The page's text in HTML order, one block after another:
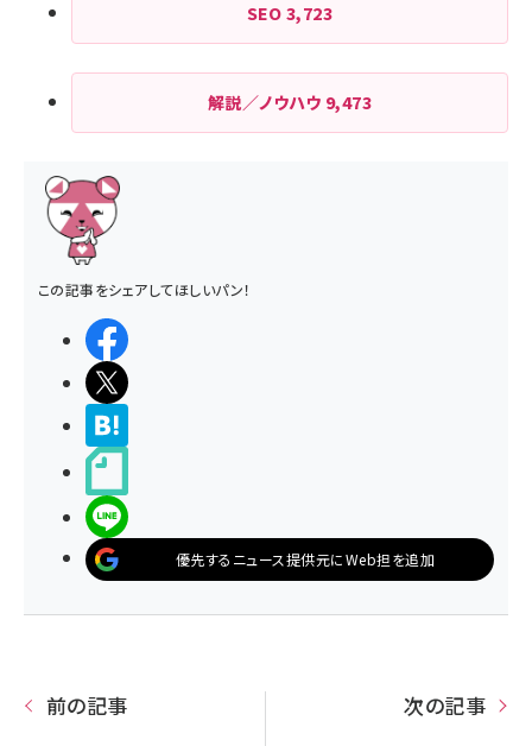
SEO 3,723
解説／ノウハウ 9,473
この記事をシェアしてほしいパン！
優先するニュース提供元にWeb担を追加
前の記事 次の記事